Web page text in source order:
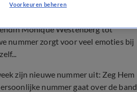
Monique Westenberg tot
nummer zorgt voor veel emoties bij
zijn nieuwe nummer uit: Zeg Hem
nummer gaat over de band
Voorkeuren beheren